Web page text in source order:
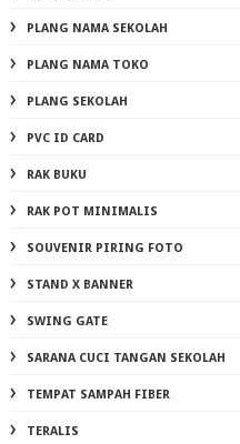
PLANG NAMA SEKOLAH
PLANG NAMA TOKO
PLANG SEKOLAH
PVC ID CARD
RAK BUKU
RAK POT MINIMALIS
SOUVENIR PIRING FOTO
STAND X BANNER
SWING GATE
SARANA CUCI TANGAN SEKOLAH
TEMPAT SAMPAH FIBER
TERALIS